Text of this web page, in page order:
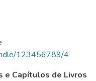
123456789/4
e Capítulos de Livros